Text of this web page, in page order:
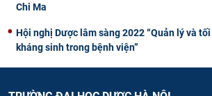
Chi Ma
Hội nghị Dược lâm sàng 2022 “Quản lý và
kháng sinh trong bệnh viện”